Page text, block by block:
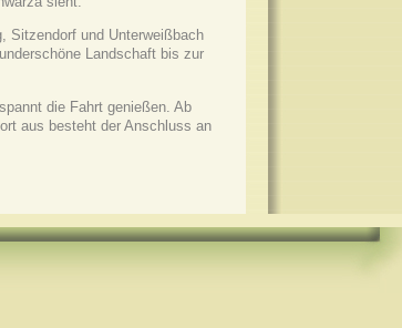
Sitzendorf und Unterweißbach
Landschaft bis zur
die Fahrt genießen. Ab
aus besteht der Anschluss an